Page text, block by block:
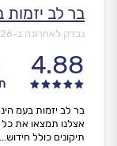
בר לב
נבדק לאחרונה ב-
4.88
בר לב יזמות בעמ
אצלנו תמצאו את כל
תיקונים כולל חידוש...